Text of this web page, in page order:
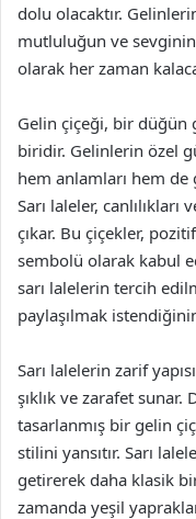
dolu olacaktır.
mutluluğun ve
olarak her zaman
Gelin çiçeği, bir düğün
biridir. Gelinlerin özel
hem anlamları hem
Sarı laleler,
çıkar. Bu çiçekler,
sembolü olarak kabul
sarı lalelerin tercih
paylaşılmak
Sarı lalelerin zarif
şıklık ve zarafet
tasarlanmış bir gelin
stilini yansıtır. Sarı
getirerek daha klasik
zamanda yeşil